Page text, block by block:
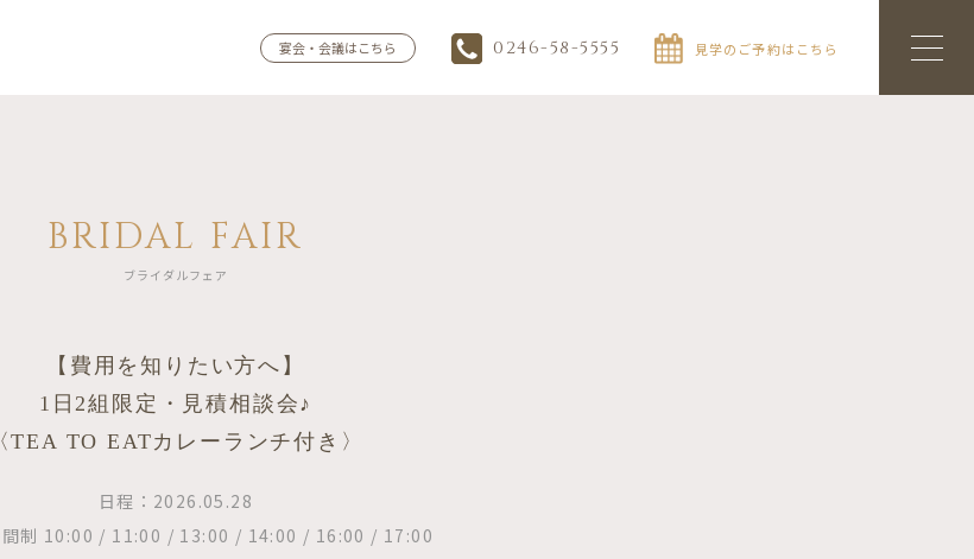
宴会・会議はこちら 0246-58-5555 見学のご予約はこちら
BRIDAL FAIR
ブライダルフェア
【費用を知りたい方へ】
1日2組限定・見積相談会♪
〈TEA TO EATカレーランチ付き〉
日程：2026.05.28
間制 10:00 / 11:00 / 13:00 / 14:00 / 16:00 / 17:00